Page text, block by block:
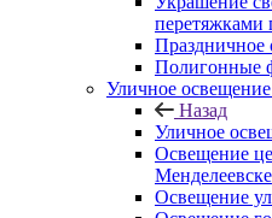
перетяжками
Праздничное
Полигонные
Уличное освещение
Назад
Уличное
Освещение
Менделеевске
Освещение